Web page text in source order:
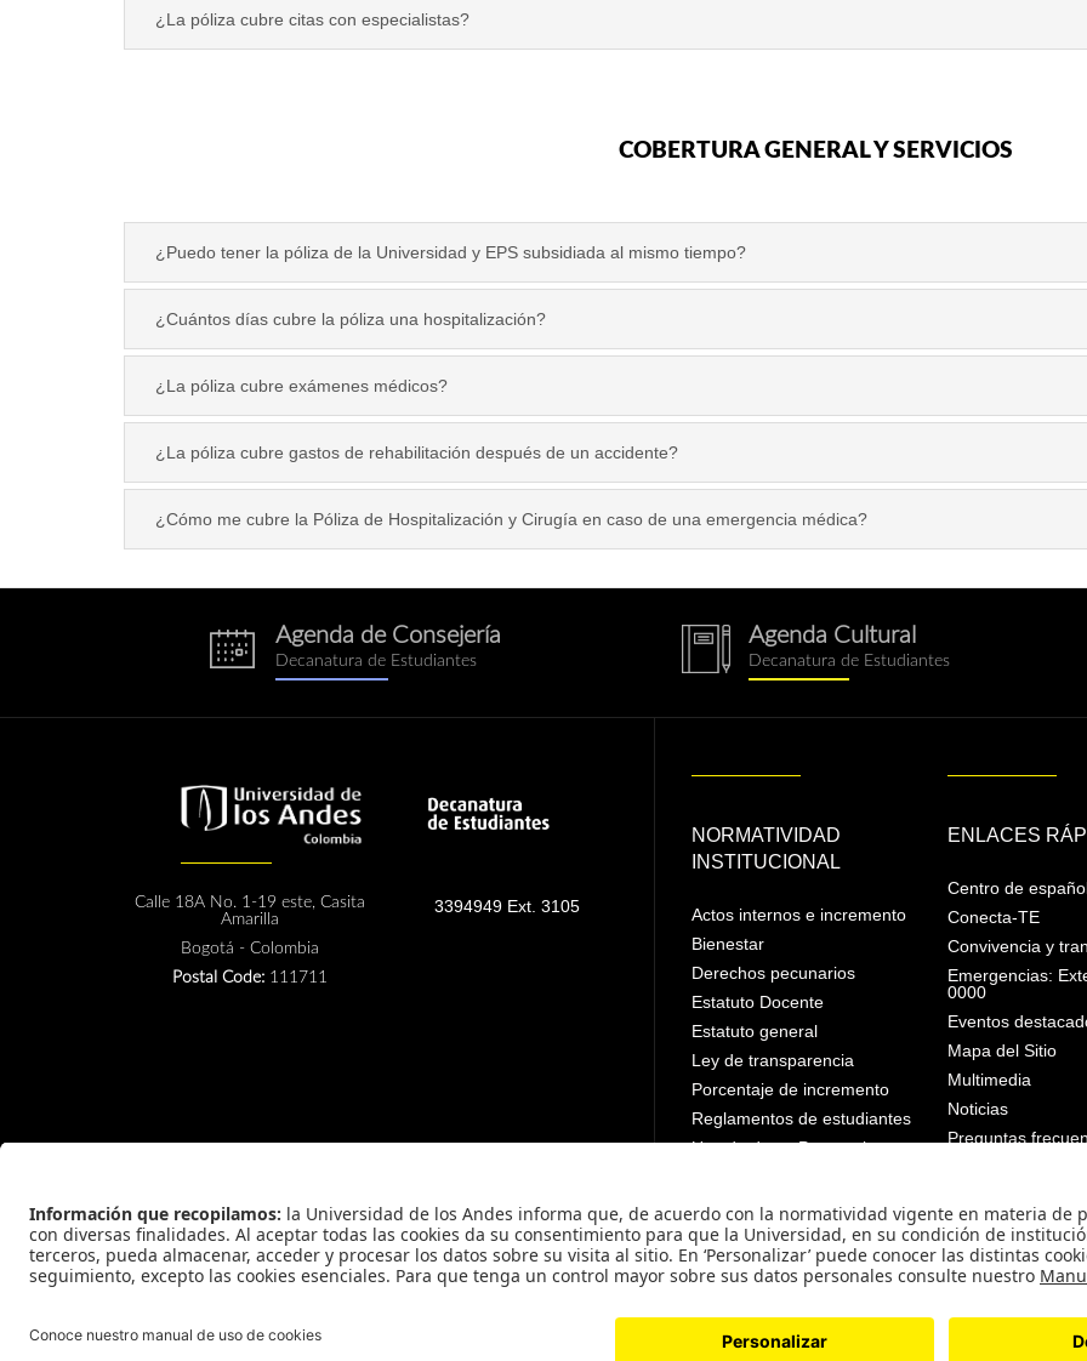
¿La póliza cubre citas con especialistas?
COBERTURA GENERAL Y SERVICIOS
¿Puedo tener la póliza de la Universidad y EPS subsidiada al mismo tiempo?
¿Cuántos días cubre la póliza una hospitalización?
¿La póliza cubre exámenes médicos?
¿La póliza cubre gastos de rehabilitación después de un accidente?
¿Cómo me cubre la Póliza de Hospitalización y Cirugía en caso de una emergencia médica?
eventos.png
Agenda de Consejería
Decanatura de Estudiantes notebook.png
Agenda Cultural
Decanatura de Estudiantes
Calle 18A No. 1-19 este, Casita
Amarilla
Bogotá - Colombia
Postal Code: 111711
3394949 Ext. 3105
NORMATIVIDAD
INSTITUCIONAL
Actos internos e incremento
Bienestar
Derechos pecunarios
Estatuto Docente
Estatuto general
Ley de transparencia
Porcentaje de incremento
Reglamentos de estudiantes
Uso de datos Personales
ENLACES
Centro de
Conecta-TE
Convivencia y
Emergencias:
0000
Eventos
Mapa del Sitio
Multimedia
Noticias
Preguntas
Reconocimiento personería jurídica: Resolución 28 del 23 de febrero de 1949 Minjusticia.